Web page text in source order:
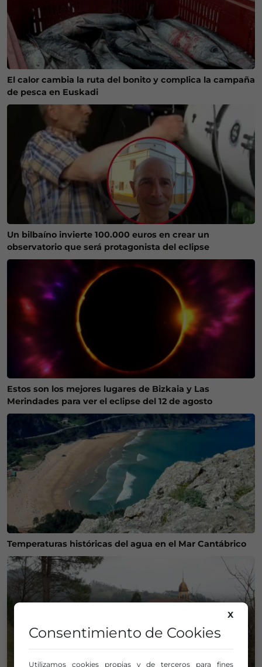
El calor cambia la ruta del bonito y complica la campaña
de pesca en Euskadi
Un bilbaíno invierte 100.000 euros en crear un
observatorio que será protagonista del eclipse
Estos son los mejores lugares de Bizkaia y Las
Merindades para ver el eclipse del 12 de agosto
Temperaturas históricas del agua en el Mar Cantábrico
X
Consentimiento de Cookies
Utilizamos cookies propias y de terceros para fines